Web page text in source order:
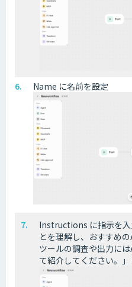
Name に名前を設定
Instructions に指示を入
とを理解し、おすすめ
ツールの調査や出力に
て紹介してください。